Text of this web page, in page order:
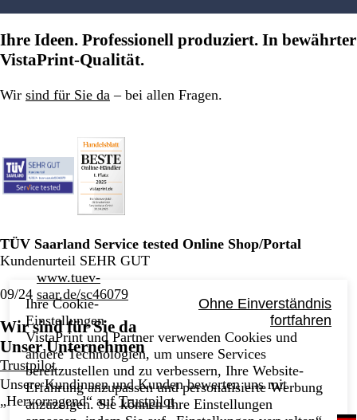
Ihre Ideen. Professionell produziert. In bewährter
VistaPrint-Qualität.
Wir sind für Sie da – bei allen Fragen.
TÜV Saarland Service tested Online Shop/Portal
Kundenurteil SEHR GUT
09/24
www.tuev-
saar.de/sc46079
Wir sind für Sie da
Unser Unternehmen
Trustpilot
Unsere Kundinnen und Kunden bewerten uns mit
„Hervorragend“ aufTrustpilot
Ihre Cookie-
Einstellungen
Ohne Einverständnis
fortfahren
VistaPrint und Partner verwenden Cookies und
andere Technologien, um unsere Services
bereitzustellen und zu verbessern, Ihre Website-
Erfahrung anzupassen und personalisierte Werbung
anzuzeigen. Sie können Ihre Einstellungen